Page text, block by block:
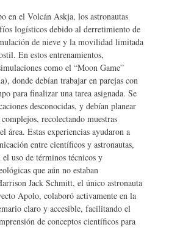
en el Volcán Askja, los astronautas
logísticos debido al derretimiento de
de nieve y la movilidad limitada
En estos entrenamientos,
como el “Moon Game”
donde debían trabajar en parejas con
para finalizar una tarea asignada. Se
desconocidas, y debían planear
recolectando muestras
área. Estas experiencias ayudaron a
entre científicos y astronautas,
el uso de términos técnicos y
que aún no estaban
Jack Schmitt, el único astronauta
Apolo, colaboró activamente en la
claro y accesible, facilitando el
de conceptos científicos para